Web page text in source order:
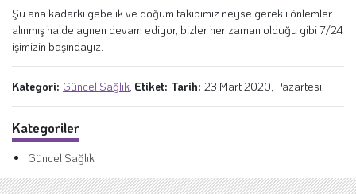
Şu ana kadarki gebelik ve doğum takibimiz neyse gerekli önlemler
alınmış halde aynen devam ediyor, bizler her zaman olduğu gibi 7/24
işimizin başındayız.
Kategori: Güncel Sağlık, Etiket: Tarih: 23 Mart 2020, Pazartesi
Kategoriler
Güncel Sağlık